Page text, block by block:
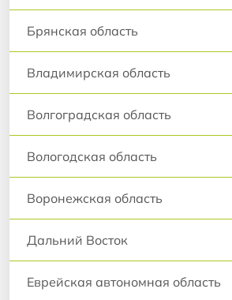
Брянская область
Владимирская область
Волгоградская область
Вологодская область
Воронежская область
Дальний Восток
Еврейская автономная область